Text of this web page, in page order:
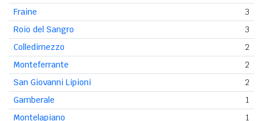
Fraine
3
Roio del Sangro
3
Colledimezzo
2
Monteferrante
2
San Giovanni Lipioni
2
Gamberale
1
Montelapiano
1